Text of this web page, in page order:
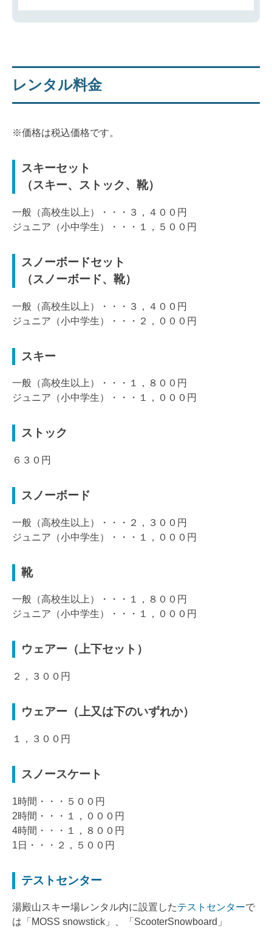
レンタル料金
※価格は税込価格です。
スキーセット
（スキー、ストック、靴）
一般（高校生以上）・・・３，４００円
ジュニア（小中学生）・・・１，５００円
スノーボードセット
（スノーボード、靴）
一般（高校生以上）・・・３，４００円
ジュニア（小中学生）・・・２，０００円
スキー
一般（高校生以上）・・・１，８００円
ジュニア（小中学生）・・・１，０００円
ストック
６３０円
スノーボード
一般（高校生以上）・・・２，３００円
ジュニア（小中学生）・・・１，０００円
靴
一般（高校生以上）・・・１，８００円
ジュニア（小中学生）・・・１，０００円
ウェアー（上下セット）
２，３００円
ウェアー（上又は下のいずれか）
１，３００円
スノースケート
1時間・・・５００円
2時間・・・１，０００円
4時間・・・１，８００円
1日・・・２，５００円
テストセンター
湯殿山スキー場レンタル内に設置したテストセンターで
は「MOSS snowstick」、「ScooterSnowboard」